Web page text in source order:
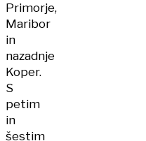
Primorje,
Maribor
in
nazadnje
Koper.
S
petim
in
šestim